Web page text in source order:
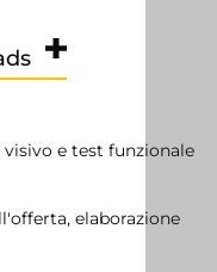
e test funzionale
elaborazione